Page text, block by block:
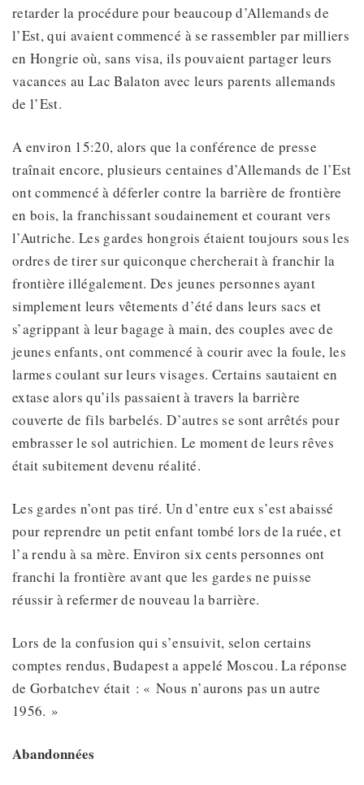
retarder la procédure pour beaucoup d’Allemands de
l’Est, qui avaient commencé à se rassembler par milliers
en Hongrie où, sans visa, ils pouvaient partager leurs
vacances au Lac Balaton avec leurs parents allemands
de l’Est.
A environ 15:20, alors que la conférence de presse
traînait encore, plusieurs centaines d’Allemands de l’Est
ont commencé à déferler contre la barrière de frontière
en bois, la franchissant soudainement et courant vers
l’Autriche. Les gardes hongrois étaient toujours sous les
ordres de tirer sur quiconque chercherait à franchir la
frontière illégalement. Des jeunes personnes ayant
simplement leurs vêtements d’été dans leurs sacs et
s’agrippant à leur bagage à main, des couples avec de
jeunes enfants, ont commencé à courir avec la foule, les
larmes coulant sur leurs visages. Certains sautaient en
extase alors qu’ils passaient à travers la barrière
couverte de fils barbelés. D’autres se sont arrêtés pour
embrasser le sol autrichien. Le moment de leurs rêves
était subitement devenu réalité.
Les gardes n’ont pas tiré. Un d’entre eux s’est abaissé
pour reprendre un petit enfant tombé lors de la ruée, et
l’a rendu à sa mère. Environ six cents personnes ont
franchi la frontière avant que les gardes ne puisse
réussir à refermer de nouveau la barrière.
Lors de la confusion qui s’ensuivit, selon certains
comptes rendus, Budapest a appelé Moscou. La réponse
de Gorbatchev était : « Nous n’aurons pas un autre
1956. »
Abandonnées